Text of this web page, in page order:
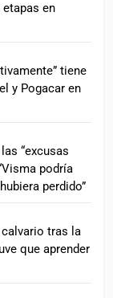
etapas en
tiene
y Pogacar en
“excusas
podría
perdido”
tras la
que aprender